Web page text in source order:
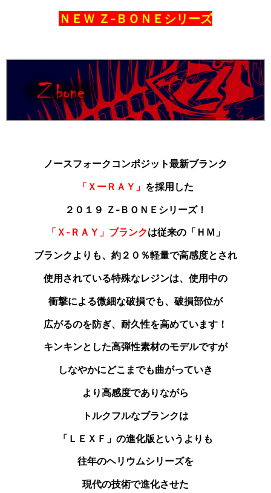
ＮＥＷ Ｚ‐ＢＯＮＥシリーズ
ノースフォークコンポジット最新ブランク
「ＸーＲＡＹ」 を採用した
２０１９ Ｚ‐ＢＯＮＥシリーズ！
「Ｘ‐ＲＡＹ」ブランクは従来の「ＨＭ」
ブランクよりも、約２０％軽量で高感度とされ
使用されている特殊なレジンは、使用中の
衝撃による微細な破損でも、破損部位が
広がるのを防ぎ、耐久性を高めています！
キンキンとした高弾性素材のモデルですが
しなやかにどこまでも曲がっていき
より高感度でありながら
トルクフルなブランクは
「ＬＥＸＦ」の進化版というよりも
往年のヘリウムシリーズを
現代の技術で進化させた